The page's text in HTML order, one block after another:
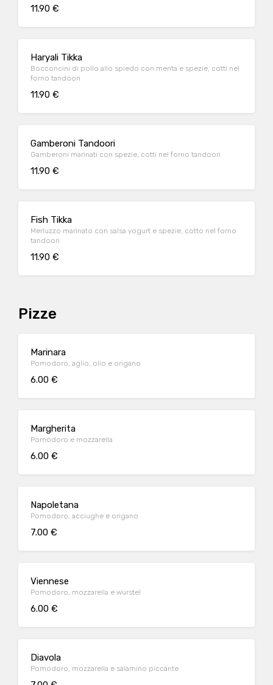
11.90 €
Haryali Tikka
Bocconcini di pollo allo spiedo con menta e spezie, cotti nel
forno tandoori
11.90 €
Gamberoni Tandoori
Gamberoni marinati con spezie, cotti nel forno tandoori
11.90 €
Fish Tikka
Merluzzo marinato con salsa yogurt e spezie, cotto nel forno
tandoori
11.90 €
Pizze
Marinara
Pomodoro, aglio, olio e origano
6.00 €
Margherita
Pomodoro e mozzarella
6.00 €
Napoletana
Pomodoro, acciughe e origano
7.00 €
Viennese
Pomodoro, mozzarella e wurstel
6.00 €
Diavola
Pomodoro, mozzarella e salamino piccante